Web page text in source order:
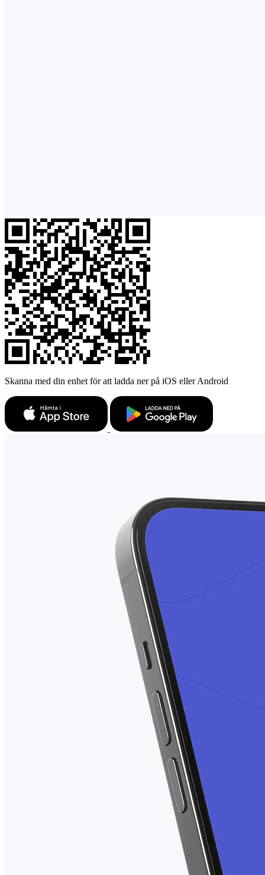
Skanna med din enhet för att ladda ner på iOS eller Android